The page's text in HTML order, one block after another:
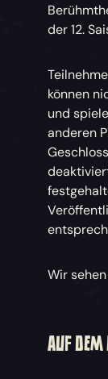
der 12.
können
und
anderen
Wir
AUF